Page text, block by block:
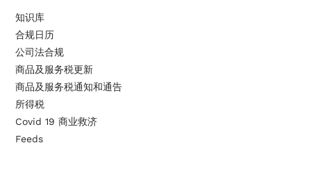
知识库
合规日历
公司法合规
商品及服务税更新
商品及服务税通知和通告
所得税
Covid 19 商业救济
Feeds